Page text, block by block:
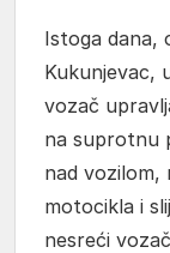
Istoga dana,
Kukunjevac,
vozač
na suprotnu
nad vozilom,
motocikla i
nesreći